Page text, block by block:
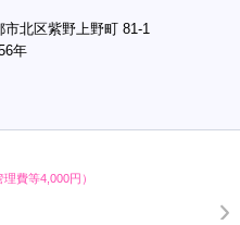
市北区紫野上野町 81-1
年
理費等4,000円）